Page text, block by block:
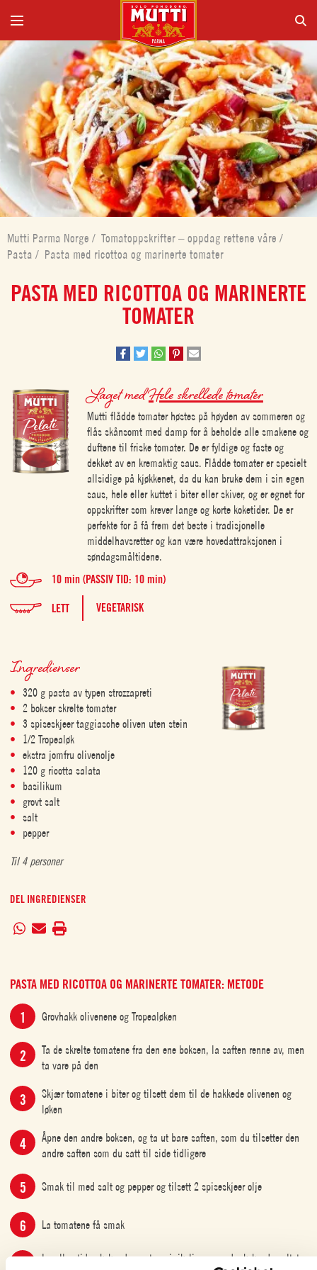
Mutti Parma Norge / Tomatoppskrifter – oppdag rettene våre /
Pasta / Pasta med ricottoa og marinerte tomater
PASTA MED RICOTTOA OG MARINERTE
TOMATER
Laget medHele skrellede tomater
Mutti flådde tomater høstes på høyden av sommeren og
flås skånsomt med damp for å beholde alle smakene og
duftene til friske tomater. De er fyldige og faste og
dekket av en kremaktig saus. Flådde tomater er spesielt
allsidige på kjøkkenet, da du kan bruke dem i sin egen
saus, hele eller kuttet i biter eller skiver, og er egnet for
oppskrifter som krever lange og korte koketider. De er
perfekte for å få frem det beste i tradisjonelle
middelhavsretter og kan være hovedattraksjonen i
søndagsmåltidene.
10 min (PASSIV TID: 10 min)
LETT VEGETARISK
Ingredienser
320 g pasta av typen strozzapreti
2 bokser skrelte tomater
3 spiseskjeer taggiasche oliven uten stein
1/2 Tropealøk
ekstra jomfru olivenolje
120 g ricotta salata
basilikum
grovt salt
salt
pepper
Til 4 personer
DEL INGREDIENSER
PASTA MED RICOTTOA OG MARINERTE TOMATER: METODE
Grovhakk olivenene og Tropealøken
Ta de skrelte tomatene fra den ene boksen, la saften renne av, men
ta vare på den
Skjær tomatene i biter og tilsett dem til de hakkede olivenen og
løken
Åpne den andre boksen, og ta ut bare saften, som du tilsetter den
andre saften som du satt til side tidligere
Smak til med salt og pepper og tilsett 2 spiseskjeer olje
La tomatene få smak
I mellomtiden koker du pastaen i rikelige mengder kokende saltet